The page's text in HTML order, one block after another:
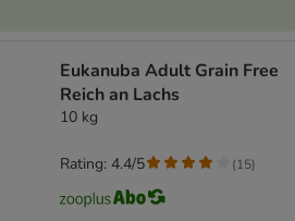
Eukanuba Adult Grain Free
Reich an Lachs
10 kg
Rating: 4.4/5 (15)